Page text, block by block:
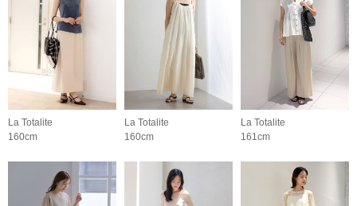
La Totalite
160cm
La Totalite
160cm
La Totalite
161cm